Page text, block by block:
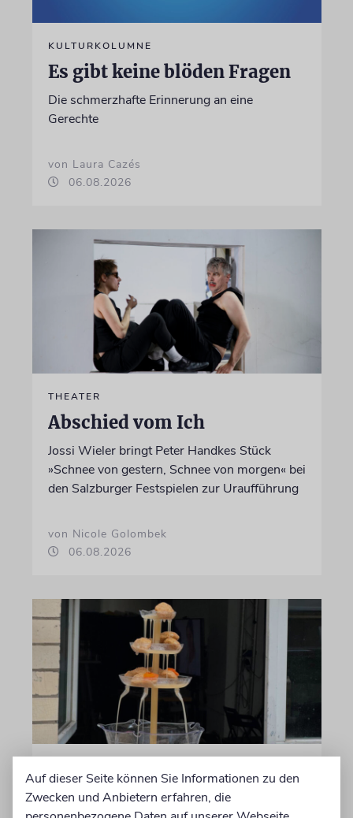
KULTURKOLUMNE
Es gibt keine blöden Fragen
Die schmerzhafte Erinnerung an eine
Gerechte
von Laura Cazés
06.08.2026
THEATER
Abschied vom Ich
Jossi Wieler bringt Peter Handkes Stück
»Schnee von gestern, Schnee von morgen« bei
den Salzburger Festspielen zur Uraufführung
von Nicole Golombek
06.08.2026
4 Etagen
Auf dieser Seite können Sie Informationen zu den
Zwecken und Anbietern erfahren, die